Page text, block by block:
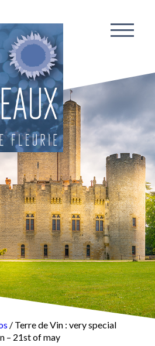
/ Terre de Vin : very special
– 21st of may